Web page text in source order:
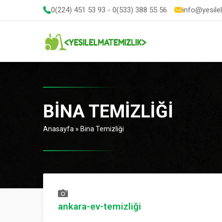
0(224) 451 53 93 - 0(533) 388 55 56
BINA TEMIZLIĞI
Anasayfa » Bina Temizliği
ankara-ev-temizliği